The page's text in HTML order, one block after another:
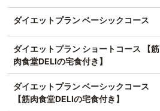
ダイエットプラン ベーシックコース
ダイエットプラン ショートコース 【筋
肉食堂DELIの宅食付き】
ダイエットプラン ベーシックコース
【筋肉食堂DELIの宅食付き】